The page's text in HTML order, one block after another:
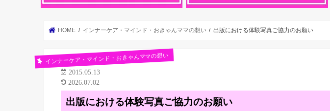
HOME インナーケア・マインド・おきゃんママの想い 出版における体験写真ご協力のお願い
インナーケア・マインド・おきゃんママの想い
2015.05.13
2026.07.02
出版における体験写真ご協力のお願い